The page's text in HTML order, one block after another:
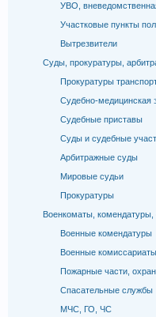
УВО,
Участковые пункты
Вытрезвители
Суды, прокуратуры,
Прокуратуры
Судебно-медицинская
Судебные приставы
Суды и судебные
Арбитражные суды
Мировые судьи
Прокуратуры
Военкоматы,
Военные комендатуры
Военные
Пожарные части,
Спасательные службы
МЧС, ГО, ЧС